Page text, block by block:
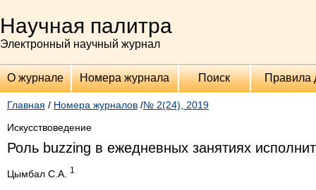
Научная палитра
Электронный научный журнал
О журнале Номера журнала Поиск Правила
Главная / Номера журналов /№ 2(24), 2019
Искусствоведение
Роль buzzing в ежедневных занятиях
Цымбал С.А. 1